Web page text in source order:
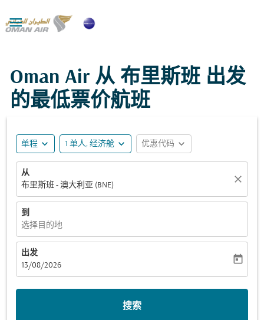

Oman Air 从 布里斯班 出发
的最低票价航班
单程 expand_more 1 单人, 经济舱 expand_more 优惠代码 expand_more
从
布里斯班 - 澳大利亚 (BNE)
close
到
选择目的地
出发
fc-booking-departure-date-aria-label
13/08/2026
today
搜索